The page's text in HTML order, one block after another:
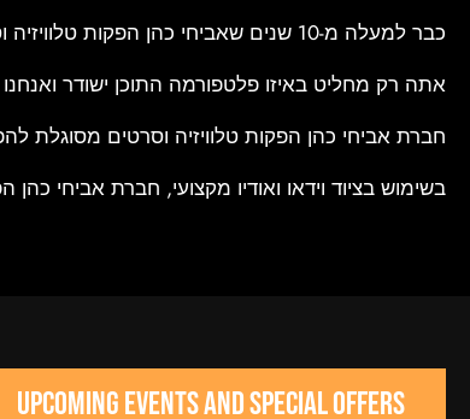
כבר למעלה מ-10 שנים שאביחי כהן הפקות טלוויזיה וסרטים מספקת שירותי הפקה והפצה של כל סוגי התכנים בדגש על מקצועיות ללא פשרות.
אתה רק מחליט באיזו פלטפורמה התוכן ישודר
חברת אביחי כהן הפקות טלוויזיה וסרטים מסוגלת
בשימוש בציוד וידאו ואודיו מקצועי, חברת אביחי
UPCOMING EVENTS AND SPECIAL OFFERS